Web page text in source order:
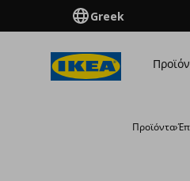
Greek
Προϊόντα›